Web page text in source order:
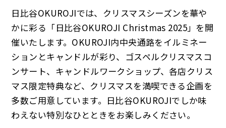
日比谷OKUROJIでは、クリスマスシーズンを華や
かに彩る「日比谷OKUROJI Christmas 2025」を開
催いたします。OKUROJI内中央通路をイルミネー
ションとキャンドルが彩り、ゴスペルクリスマスコ
ンサート、キャンドルワークショップ、各店クリス
マス限定特典など、クリスマスを満喫できる企画を
多数ご用意しています。日比谷OKUROJIでしか味
わえない特別なひとときをお楽しみください。